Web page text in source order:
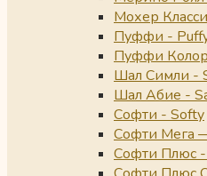
Мохер
Пуффи -
Пуффи
Шал Симли -
Шал Абие -
Софти - Softy
Софти Мега
Софти Плюс -